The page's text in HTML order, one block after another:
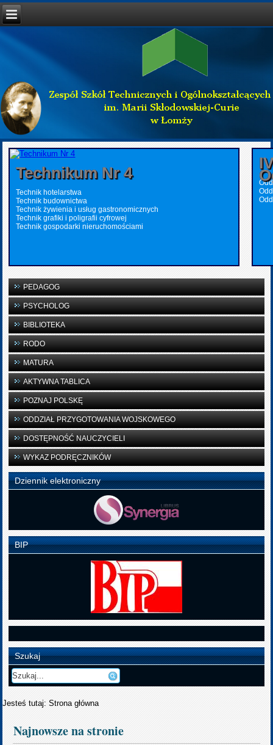
Technikum Nr 4
Technik hotelarstwa
Technik budownictwa
Technik żywienia i usług gastronomicznych
Technik grafiki i poligrafii cyfrowej
Technik gospodarki nieruchomościami
PEDAGOG
PSYCHOLOG
BIBLIOTEKA
RODO
MATURA
AKTYWNA TABLICA
POZNAJ POLSKĘ
ODDZIAŁ PRZYGOTOWANIA WOJSKOWEGO
DOSTĘPNOŚĆ NAUCZYCIELI
WYKAZ PODRĘCZNIKÓW
Dziennik elektroniczny
BIP
Szukaj
Jesteś tutaj:Strona główna
Najnowsze na stronie